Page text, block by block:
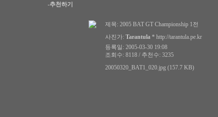
-추천하기
제목: 2005 BAT GT Championship 1전
사진가: Tarantula * http://tarantula.pe.kr
등록일: 2005-03-30 19:08
조회수: 8118 / 추천수: 3235
20050320_BAT1_020.jpg (157.7 KB)